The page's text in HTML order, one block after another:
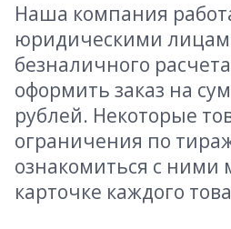
Наша компания
юридическими
безналичного
оформить заказ на
рублей. Некоторые
ограничения по
ознакомиться с ними
карточке каждого